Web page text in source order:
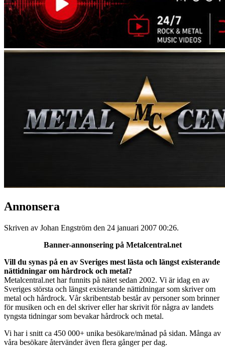
Annonsera
Skriven av Johan Engström den 24 januari 2007 00:26.
Banner-annonsering på Metalcentral.net
Vill du synas på en av Sveriges mest lästa och längst existerande
nättidningar om hårdrock och metal?
Metalcentral.net har funnits på nätet sedan 2002. Vi är idag en av
Sveriges största och längst existerande nättidningar som skriver om
metal och hårdrock. Vår skribentstab består av personer som brinner
för musiken och en del skriver eller har skrivit för några av landets
tyngsta tidningar som bevakar hårdrock och metal.
Vi har i snitt ca 450 000+ unika besökare/månad på sidan. Många av
våra besökare återvänder även flera gånger per dag.